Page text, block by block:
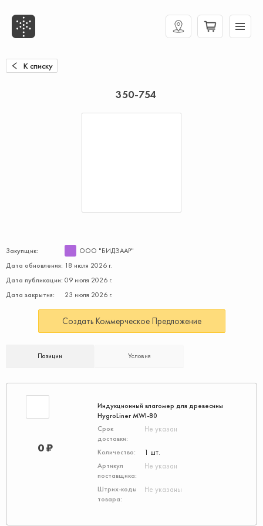
К списку
350-754
Закупщик:
ООО "БИДЗААР"
Дата обновления: 18 июля 2026 г.
Дата публикации: 09 июля 2026 г.
Дата закрытия:
23 июля 2026 г.
Создать Коммерческое Предложение
Позиции Условия
Индукционный влагомер для древесины
HygroLiner MWI-80
Не указан
1 шт.
Не указан
Не указаны
0 ₽